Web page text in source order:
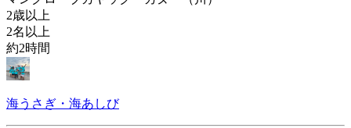
2歳以上
2名以上
約2時間
海うさぎ・海あしび